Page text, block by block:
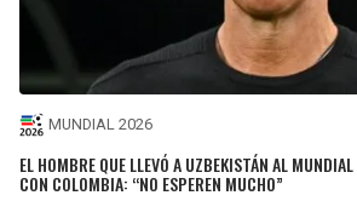
MUNDIAL 2026
EL HOMBRE QUE LLEVÓ A UZBEKISTÁN AL
CON COLOMBIA: “NO ESPEREN MUCHO”